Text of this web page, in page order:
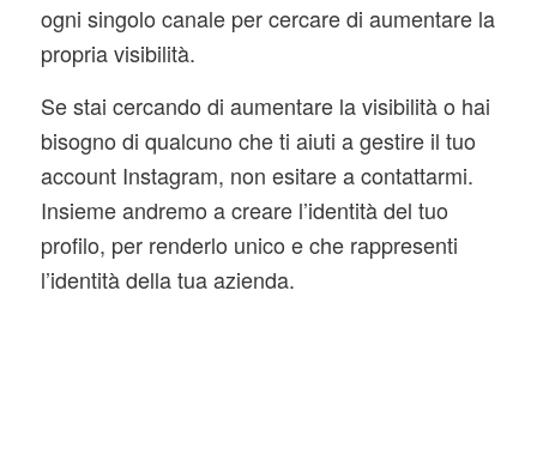
ogni singolo canale per cercare di aumentare la
propria visibilità.
Se stai cercando di aumentare la visibilità o hai
bisogno di qualcuno che ti aiuti a gestire il tuo
account Instagram, non esitare a contattarmi.
Insieme andremo a creare l’identità del tuo
profilo, per renderlo unico e che rappresenti
l’identità della tua azienda.